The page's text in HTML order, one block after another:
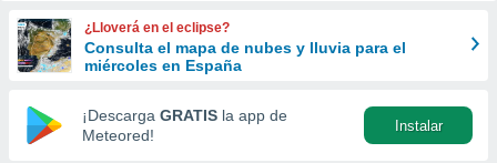
y
forma
digital
basada
¿Lloverá en el eclipse?
Consulta el mapa de nubes y lluvia para el
miércoles en España
¡Descarga GRATIS la app de
Meteored!
Instalar